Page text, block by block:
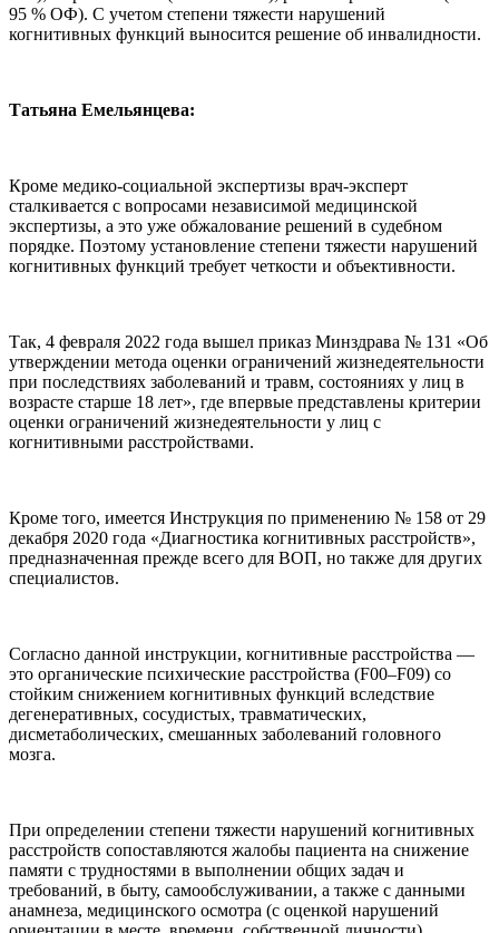
95 % ОФ). С учетом степени тяжести нарушений
когнитивных функций выносится решение об инвалидности.
Татьяна Емельянцева:
Кроме медико-социальной экспертизы врач-эксперт
сталкивается с вопросами независимой медицинской
экспертизы, а это уже обжалование решений в судебном
порядке. Поэтому установление степени тяжести нарушений
когнитивных функций требует четкости и объективности.
Так, 4 февраля 2022 года вышел приказ Минздрава № 131 «Об
утверждении метода оценки ограничений жизнедеятельности
при последствиях заболеваний и травм, состояниях у лиц в
возрасте старше 18 лет», где впервые представлены критерии
оценки ограничений жизнедеятельности у лиц с
когнитивными расстройствами.
Кроме того, имеется Инструкция по применению № 158 от 29
декабря 2020 года «Диагностика когнитивных расстройств»,
предназначенная прежде всего для ВОП, но также для других
специалистов.
Согласно данной инструкции, когнитивные расстройства —
это органические психические расстройства (F00–F09) со
стойким снижением когнитивных функций вследствие
дегенеративных, сосудистых, травматических,
дисметаболических, смешанных заболеваний головного
мозга.
При определении степени тяжести нарушений когнитивных
расстройств сопоставляются жалобы пациента на снижение
памяти с трудностями в выполнении общих задач и
требований, в быту, самообслуживании, а также с данными
анамнеза, медицинского осмотра (с оценкой нарушений